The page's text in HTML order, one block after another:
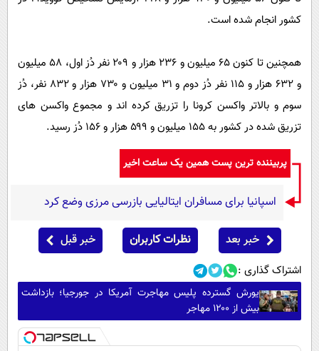
کشور انجام شده است.
همچنین تا کنون ۶۵ میلیون و ۲۳۶ هزار و ۲۰۹ نفر دُز اول، ۵۸ میلیون
و ۶۳۲ هزار و ۱۱۵ نفر دُز دوم و ۳۱ میلیون و ۷۳۰ هزار و ۸۳۲ نفر، دُز
سوم و بالاتر واکسن کرونا را تزریق کرده اند و مجموع واکسن های
تزریق شده در کشور به ۱۵۵ میلیون و ۵۹۹ هزار و ۱۵۶ دُز رسید.
پربیننده ترین پست همین یک ساعت اخیر
اسپانیا برای مسافران ایتالیایی بازرسی مرزی وضع کرد
خبر بعد نظرات کاربران خبر قبل
اشتراک گذاری :
یورش گسترده پلیس مهاجرت آمریکا در جورجیا؛ بازداشت
بیش از ۱۲۰۰ مهاجر